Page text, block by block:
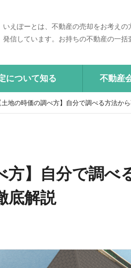
いえぽーとは、不動産の売却をお考え
発信しています。お持ちの不動産の一括
について知る 不動産
土地の時価の調べ方】自分で調べる方法か
方】自分で調べ
底解説